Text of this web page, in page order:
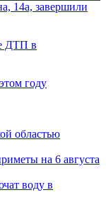
14а, завершили
ДТП в
году
областью
на 6 августа
воду в